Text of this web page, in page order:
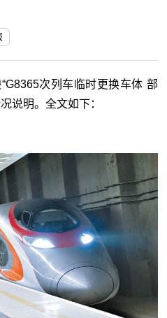
次列车临时更换车体 部
说明。全文如下：